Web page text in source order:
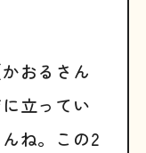
おるさん
立ってい
ね。この2